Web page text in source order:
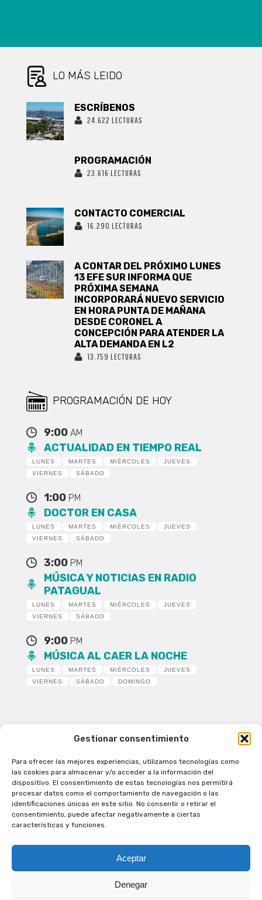
Gestionar consentimiento
Para ofrecer las mejores experiencias, utilizamos tecnologías como
las cookies para almacenar y/o acceder a la información del
dispositivo. El consentimiento de estas tecnologías nos permitirá
procesar datos como el comportamiento de navegación o las
identificaciones únicas en este sitio. No consentir o retirar el
consentimiento, puede afectar negativamente a ciertas
características y funciones.
Aceptar
Denegar
LO MÁS LEIDO
ESCRÍBENOS
24.622 LECTURAS
PROGRAMACIÓN
23.616 LECTURAS
CONTACTO COMERCIAL
16.290 LECTURAS
A CONTAR DEL PRÓXIMO LUNES
13 EFE SUR INFORMA QUE
PRÓXIMA SEMANA
INCORPORARÁ NUEVO SERVICIO
EN HORA PUNTA DE MAÑANA
DESDE CORONEL A
CONCEPCIÓN PARA ATENDER LA
ALTA DEMANDA EN L2
13.759 LECTURAS
PROGRAMACIÓN DE HOY
9:00 AM
ACTUALIDAD EN TIEMPO REAL
LUNES MARTES MIÉRCOLES
JUEVES
VIERNES
SÁBADO
1:00 PM
DOCTOR EN CASA
LUNES MARTES MIÉRCOLES
JUEVES
VIERNES
SÁBADO
3:00 PM
MÚSICA Y NOTICIAS EN RADIO
PATAGUAL
LUNES MARTES MIÉRCOLES
JUEVES
VIERNES
SÁBADO
9:00 PM
MÚSICA AL CAER LA NOCHE
LUNES MARTES MIÉRCOLES
JUEVES
VIERNES
SÁBADO DOMINGO
Patagual Radio Digital 2026 - Todos los derechos
reservados
la Radio de Verdad
Cobertura
Programación
Síguenos en nuestras Redes Sociales